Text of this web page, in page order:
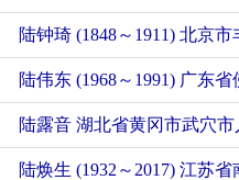
陆钟琦 (1848～1911) 北京市
陆伟东 (1968～1991) 广东
陆露音 湖北省黄冈市武穴市
陆焕生 (1932～2017) 江苏省